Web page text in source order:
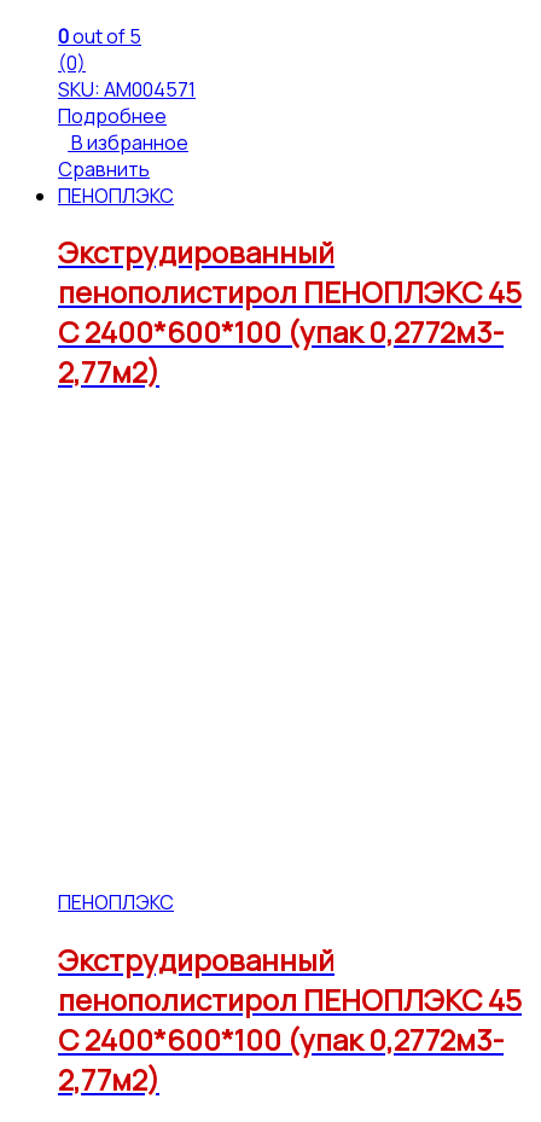
0out of 5
(0)
SKU: АМ004571
Подробнее
В избранное
Сравнить
ПЕНОПЛЭКС
Экструдированный
пенополистирол ПЕНОПЛЭКС 45
С 2400*600*100 (упак 0,2772м3-
2,77м2)
ПЕНОПЛЭКС
Экструдированный
пенополистирол ПЕНОПЛЭКС 45
С 2400*600*100 (упак 0,2772м3-
2,77м2)